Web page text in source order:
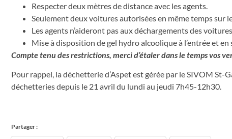
Respecter deux mètres de distance avec les agents.
Seulement deux voitures autorisées en même temps sur
Les agents n’aideront pas aux déchargements des
Mise à disposition de gel hydro alcoolique à l’entrée et en
Compte tenu des restrictions, merci d’étaler dans le temps vos
Pour rappel, la déchetterie d’Aspet est gérée par le SIVOM
déchetteries depuis le 21 avril du lundi au jeudi 7h45-12h30.
Partager :